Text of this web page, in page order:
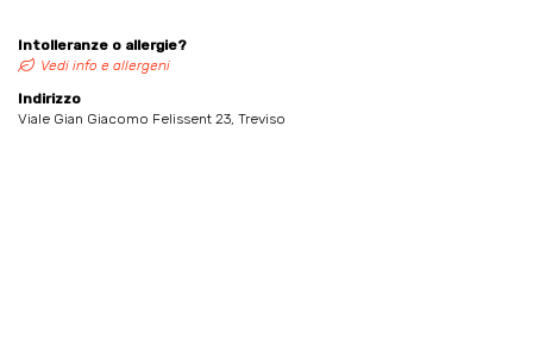
Intolleranze o allergie?
Vedi info e allergeni
Indirizzo
Viale Gian Giacomo Felissent 23, Treviso